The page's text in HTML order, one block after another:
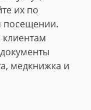
их по
посещении.
медкнижка и